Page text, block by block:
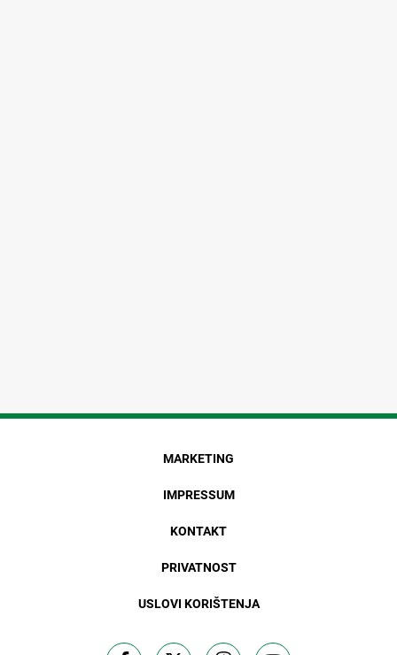
MARKETING
IMPRESSUM
KONTAKT
PRIVATNOST
USLOVI KORIŠTENJA